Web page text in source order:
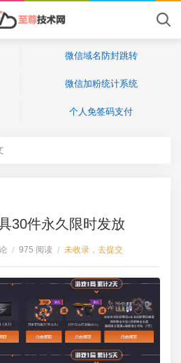
微信域名防封跳转
微信加粉统计系统
个人免签码支付
30件永久限时发放
/ 975 阅读 / 未收录，去提交